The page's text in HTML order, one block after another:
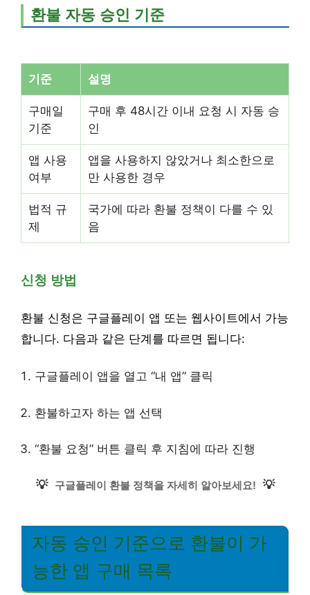
환불 자동 승인 기준
기준 설명
구매일
기준
구매 후 48시간 이내 요청 시 자동 승
인
앱 사용
여부
앱을 사용하지 않았거나 최소한으로
만 사용한 경우
법적 규
제
국가에 따라 환불 정책이 다를 수 있
음
신청 방법
환불 신청은 구글플레이 앱 또는 웹사이트에서 가능
합니다. 다음과 같은 단계를 따르면 됩니다:
구글플레이 앱을 열고 “내 앱” 클릭
환불하고자 하는 앱 선택
“환불 요청” 버튼 클릭 후 지침에 따라 진행
💡 구글플레이 환불 정책을 자세히 알아보세요! 💡
자동 승인 기준으로 환불이 가
능한 앱 구매 목록